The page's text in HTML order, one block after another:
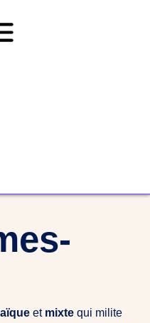
laïque etmixte qui milite